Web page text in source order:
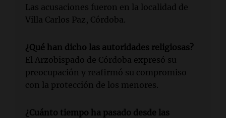
Las acusaciones fueron en la localidad de
Villa Carlos Paz, Córdoba.
¿Qué han dicho las autoridades religiosas?
El Arzobispado de Córdoba expresó su
preocupación y reafirmó su compromiso
con la protección de los menores.
¿Cuánto tiempo ha pasado desde las